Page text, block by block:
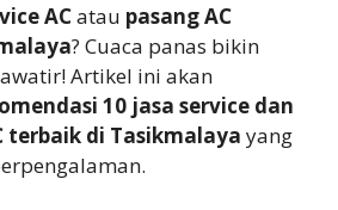
ACatau pasang AC
? Cuaca panas bikin
Artikel ini akan
10 jasa service dan
terbaik di Tasikmalaya yang